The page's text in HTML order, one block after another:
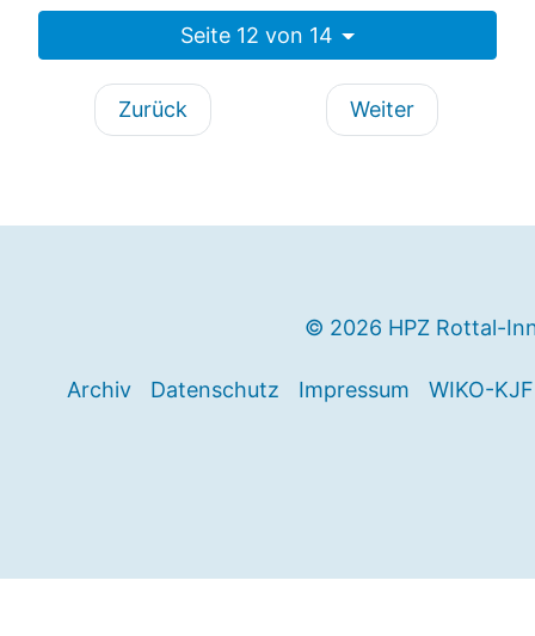
Seite 12 von 14
Zurück Weiter
© 2026 HPZ Rottal-
Archiv Datenschutz Impressum WIKO-KJF